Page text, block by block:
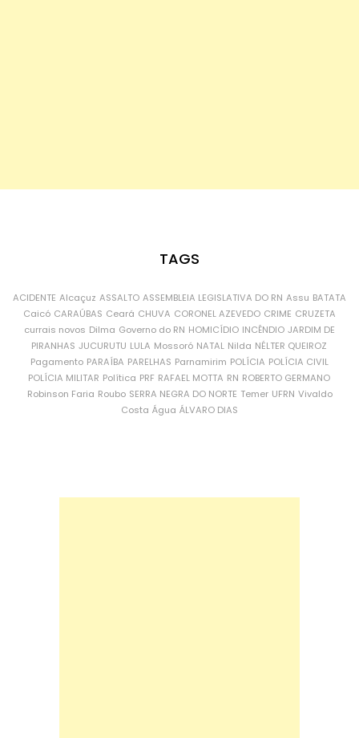
TAGS
ACIDENTE Alcaçuz ASSALTO ASSEMBLEIA LEGISLATIVA DO RN Assu BATATA
Caicó CARAÚBAS Ceará CHUVA CORONEL AZEVEDO CRIME CRUZETA
currais novos Dilma Governo do RN HOMICÍDIO INCÊNDIO JARDIM DE
PIRANHAS JUCURUTU LULA Mossoró NATAL Nilda NÉLTER QUEIROZ
Pagamento PARAÍBA PARELHAS Parnamirim POLÍCIA POLÍCIA CIVIL
POLÍCIA MILITAR Política PRF RAFAEL MOTTA RN ROBERTO GERMANO
Robinson Faria Roubo SERRA NEGRA DO NORTE Temer UFRN Vivaldo
Costa Água ÁLVARO DIAS